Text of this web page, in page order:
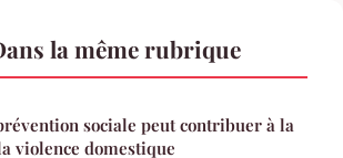
la même rubrique
sociale peut contribuer à la
violence domestique